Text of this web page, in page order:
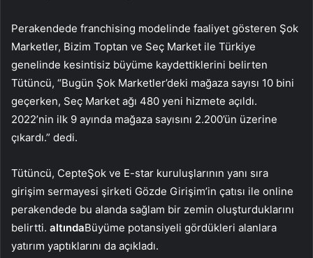
Perakendede franchising modelinde faaliyet gösteren Şok
Marketler, Bizim Toptan ve Seç Market ile Türkiye
genelinde kesintisiz büyüme kaydettiklerini belirten
Tütüncü, “Bugün Şok Marketler’deki mağaza sayısı 10 bini
geçerken, Seç Market ağı 480 yeni hizmete açıldı.
2022’nin ilk 9 ayında mağaza sayısını 2.200’ün üzerine
çıkardı.” dedi.
Tütüncü, CepteŞok ve E-star kuruluşlarının yanı sıra
girişim sermayesi şirketi Gözde Girişim’in çatısı ile online
perakendede bu alanda sağlam bir zemin oluşturduklarını
belirtti. altındaBüyüme potansiyeli gördükleri alanlara
yatırım yaptıklarını da açıkladı.